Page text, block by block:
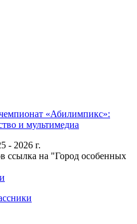
«Абилимпикс»:
и мультимедиа
- 2026 г.
ссылка на "Город особенных